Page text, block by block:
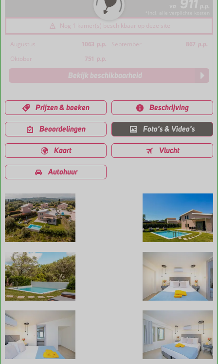
va p.p.
Nog 1 kamer(s) beschikbaar op deze site
Augustus 1063 p.p. September 867 p.p.
Oktober
751 p.p.
Bekijk beschikbaarheid
Prijzen & boeken Beschrijving
Beoordelingen Foto's & Video's
Kaart Vlucht
Autohuur